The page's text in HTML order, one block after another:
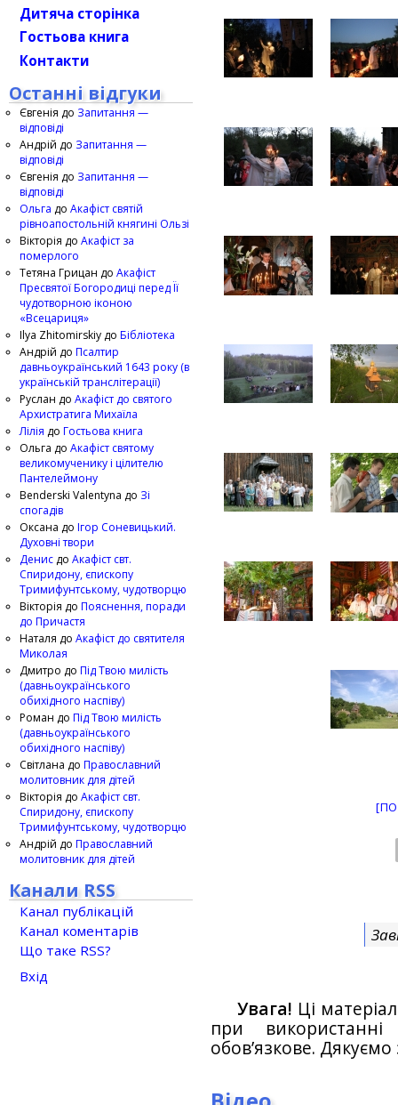
Увага! Ці
при
обов’язкове.
Дитяча сторінка
Гостьова книга
Контакти
Останні відгуки
Євгенія до Запитання —
відповіді
Андрій до Запитання —
відповіді
Євгенія до Запитання —
відповіді
Ольга до Акафіст святій
рівноапостольній княгині Ользі
Вікторія до Акафіст за
померлого
Тетяна Грицан до Акафіст
Пресвятої Богородиці перед Її
чудотворною іконою
«Всецариця»
Ilya Zhitomirskiy до Бібліотека
Андрій до Псалтир
давньоукраїнський 1643 року (в
українській транслітерації)
Руслан до Акафіст до святого
Архистратига Михаїла
Лілія до Гостьова книга
Ольга до Акафіст святому
великомученику і цілителю
Пантелеймону
Benderski Valentyna до Зі
спогадів
Оксана до Ігор Соневицький.
Духовні твори
Денис до Акафіст свт.
Спиридону, єпископу
Тримифунтському, чудотворцю
Вікторія до Пояснення, поради
до Причастя
Наталя до Акафіст до святителя
Миколая
Дмитро до Під Твою милість
(давньоукраїнського
обихідного наспіву)
Роман до Під Твою милість
(давньоукраїнського
обихідного наспіву)
Світлана до Православний
молитовник для дітей
Вікторія до Акафіст свт.
Спиридону, єпископу
Тримифунтському, чудотворцю
Андрій до Православний
молитовник для дітей
Канали RSS
Канал публікацій
Канал коментарів
Що таке RSS?
Вхід